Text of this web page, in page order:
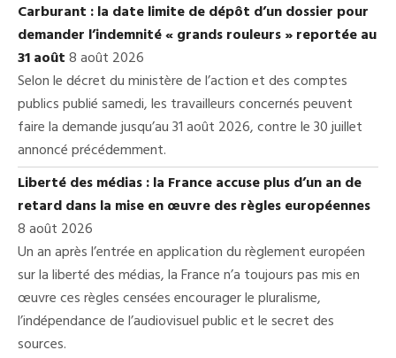
Carburant : la date limite de dépôt d’un dossier pour
demander l’indemnité « grands rouleurs » reportée au
31 août8 août 2026
Selon le décret du ministère de l’action et des comptes
publics publié samedi, les travailleurs concernés peuvent
faire la demande jusqu’au 31 août 2026, contre le 30 juillet
annoncé précédemment.
Liberté des médias : la France accuse plus d’un an de
retard dans la mise en œuvre des règles européennes
8 août 2026
Un an après l’entrée en application du règlement européen
sur la liberté des médias, la France n’a toujours pas mis en
œuvre ces règles censées encourager le pluralisme,
l’indépendance de l’audiovisuel public et le secret des
sources.